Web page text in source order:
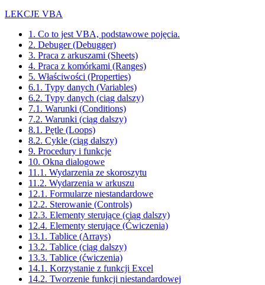
LEKCJE VBA
1. Co to jest VBA, podstawowe pojęcia.
2. Debuger (Debugger)
3. Praca z arkuszami (Sheets)
4. Praca z komórkami (Ranges)
5. Właściwości (Properties)
6.1. Typy danych (Variables)
6.2. Typy danych (ciąg dalszy)
7.1. Warunki (Conditions)
7.2. Warunki (ciąg dalszy)
8.1. Pętle (Loops)
8.2. Cykle (ciąg dalszy)
9. Procedury i funkcje
10. Okna dialogowe
11.1. Wydarzenia ze skoroszytu
11.2. Wydarzenia w arkuszu
12.1. Formularze niestandardowe
12.2. Sterowanie (Controls)
12.3. Elementy sterujące (ciąg dalszy)
12.4. Elementy sterujące (Ćwiczenia)
13.1. Tablice (Arrays)
13.2. Tablice (ciąg dalszy)
13.3. Tablice (ćwiczenia)
14.1. Korzystanie z funkcji Excel
14.2. Tworzenie funkcji niestandardowej